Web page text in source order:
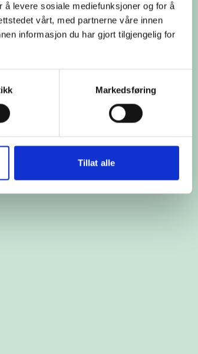
levere sosiale mediefunksjoner og for å
vårt, med partnerne våre innen
informasjon du har gjort tilgjengelig for
Markedsføring
Tillat alle